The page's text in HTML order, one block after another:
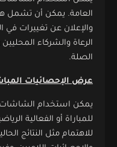
العامة. يمكن أن تشمل
والإعلان عن تغييرات في
الرعاة والشركاء
الصلة.
عرض الإحصائيات
يمكن استخدام الشاشات
للمباراة أو الفعالية
للاهتمام مثل النتائج